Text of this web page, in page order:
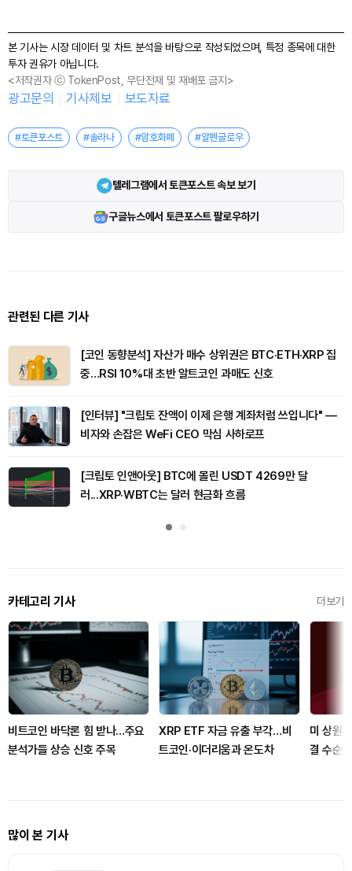
본 기사는 시장 데이터 및 차트 분석을 바탕으로 작성되었으며, 특정 종목에 대한
투자 권유가 아닙니다.
<저작권자 ⓒ TokenPost, 무단전재 및 재배포 금지>
광고문의 기사제보 보도자료
#토큰포스트 #솔라나 #암호화폐 #알펜글로우
텔레그램에서 토큰포스트 속보 보기
구글뉴스에서 토큰포스트 팔로우하기
관련된 다른 기사
[코인 동향분석] 자산가 매수 상위권은 BTC·ETH·XRP 집
중…RSI 10%대 초반 알트코인 과매도 신호
[인터뷰] "크립토 잔액이 이제 은행 계좌처럼 쓰입니다" —
비자와 손잡은 WeFi CEO 막심 사하로프
[크립토 인앤아웃] BTC에 몰린 USDT 4269만 달
러...XRP·WBTC는 달러 현금화 흐름
카테고리 기사 더보기
비트코인 바닥론 힘 받나…주요
분석가들 상승 신호 주목
XRP ETF 자금 유출 부각…비
트코인·이더리움과 온도차
미 상원
결 수순…
많이 본 기사